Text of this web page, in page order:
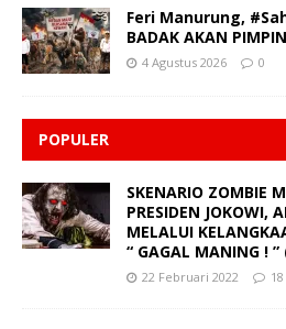
Feri Manurung,
BADAK AKAN
4 Agustus 2026 0
POPULER
SKENARIO ZOMBIE
PRESIDEN JOKOWI,
MELALUI
“ GAGAL MANING ! ”
22 Februari 2022 18